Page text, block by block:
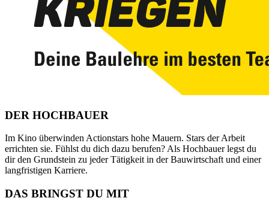
DER HOCHBAUER
Im Kino überwinden Actionstars hohe Mauern. Stars der Arbeit
errichten sie. Fühlst du dich dazu berufen? Als Hochbauer legst du
dir den Grundstein zu jeder Tätigkeit in der Bauwirtschaft und einer
langfristigen Karriere.
DAS BRINGST DU MIT